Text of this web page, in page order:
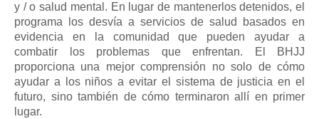
y / o salud mental. En lugar de mantenerlos detenidos, el
programa los desvía a servicios de salud basados ​​en
evidencia en la comunidad que pueden ayudar a
combatir los problemas que enfrentan.
El BHJJ
proporciona una mejor comprensión no solo de cómo
ayudar a los niños a evitar el sistema de justicia en el
futuro, sino también de cómo terminaron allí en primer
lugar.